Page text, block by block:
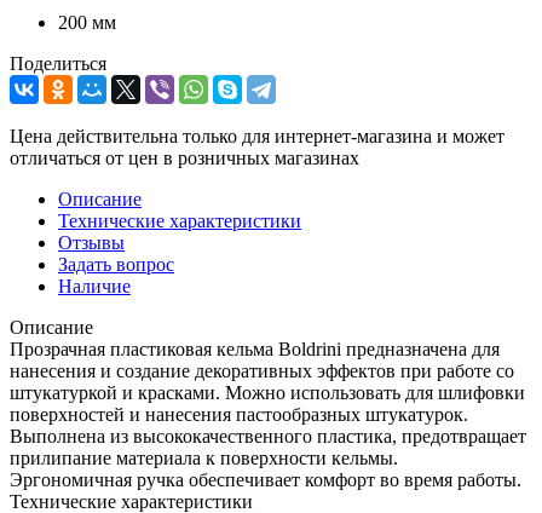
200 мм
Поделиться
Цена действительна только для интернет-магазина и может
отличаться от цен в розничных магазинах
Описание
Технические характеристики
Отзывы
Задать вопрос
Наличие
Описание
Прозрачная пластиковая кельма Boldrini предназначена для
нанесения и создание декоративных эффектов при работе со
штукатуркой и красками. Можно использовать для шлифовки
поверхностей и нанесения пастообразных штукатурок.
Выполнена из высококачественного пластика, предотвращает
прилипание материала к поверхности кельмы.
Эргономичная ручка обеспечивает комфорт во время работы.
Технические характеристики